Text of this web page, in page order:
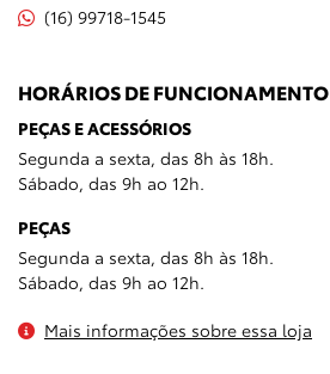
(16) 99718-1545
HORÁRIOS DE FUNCIONAMENTO
PEÇAS E ACESSÓRIOS
Segunda a sexta, das 8h às 18h.
Sábado, das 9h ao 12h.
PEÇAS
Segunda a sexta, das 8h às 18h.
Sábado, das 9h ao 12h.
Mais informações sobre essa loja